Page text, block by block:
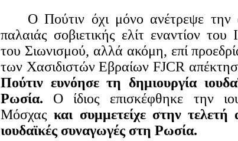
Ο Πούτιν όχι μόνο ανέτρεψε την
παλαιάς σοβιετικής ελίτ εναντίον του
του Σιωνισμού, αλλά ακόμη, επί
των Χασιδιστών Εβραίων FJCR
Πούτιν ευνόησε τη δημιουργία
Ρωσία. Ο ίδιος επισκέφθηκε την
Μόσχαςκαι συμμετείχε στην
ιουδαϊκές συναγωγές στη Ρωσία.